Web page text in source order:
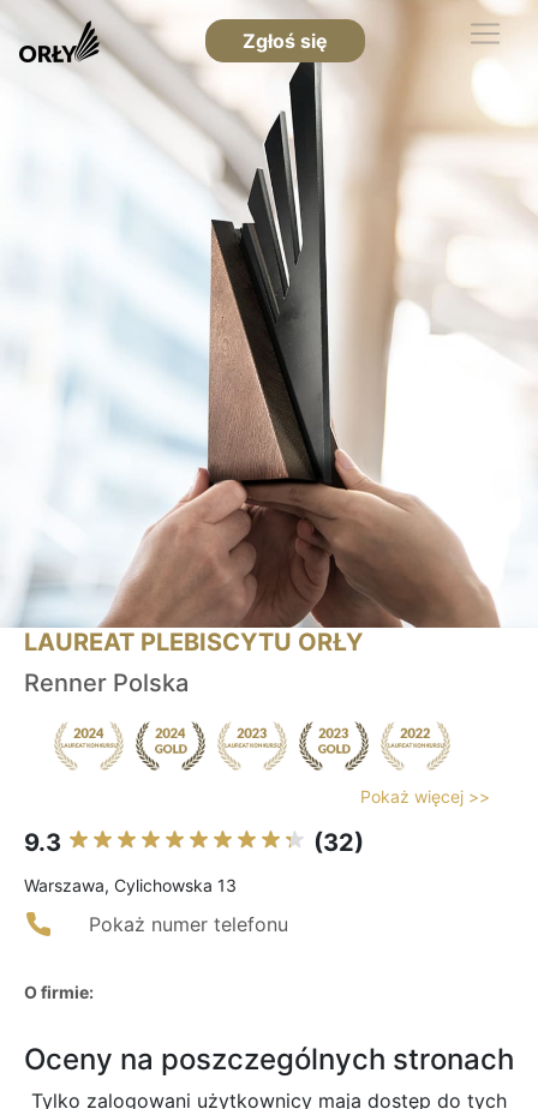
Zgłoś się
LAUREAT PLEBISCYTU ORŁY
Renner Polska
Pokaż więcej >>
9.3 (32)
Warszawa, Cylichowska 13
Pokaż numer telefonu
O firmie:
Oceny na poszczególnych stronach
Tylko zalogowani użytkownicy maja dostęp do tych